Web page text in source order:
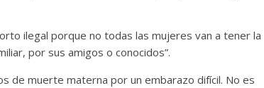
ilegal porque no todas las mujeres van a tener la
por sus amigos o conocidos”.
de muerte materna por un embarazo difícil. No es